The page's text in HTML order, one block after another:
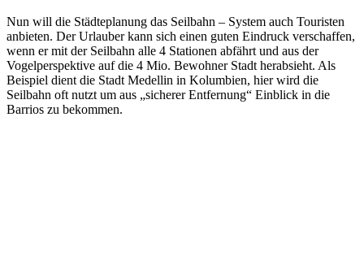
Nun will die Städteplanung das Seilbahn – System auch Touristen
anbieten. Der Urlauber kann sich einen guten Eindruck verschaffen,
wenn er mit der Seilbahn alle 4 Stationen abfährt und aus der
Vogelperspektive auf die 4 Mio. Bewohner Stadt herabsieht. Als
Beispiel dient die Stadt Medellin in Kolumbien, hier wird die
Seilbahn oft nutzt um aus „sicherer Entfernung“ Einblick in die
Barrios zu bekommen.